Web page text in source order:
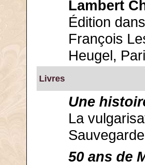
Lambert
Édition
François
Heugel,
Livres
Une
La
50 ans de